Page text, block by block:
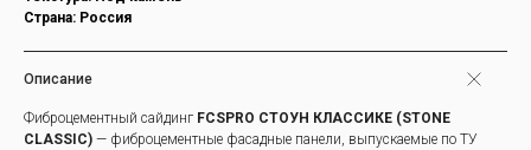
Страна: Россия
Описание
Фиброцементный сайдинг FCSPRO СТОУН КЛАССИКЕ (STONE
CLASSIC) — фиброцементные фасадные панели, выпускаемые по ТУ